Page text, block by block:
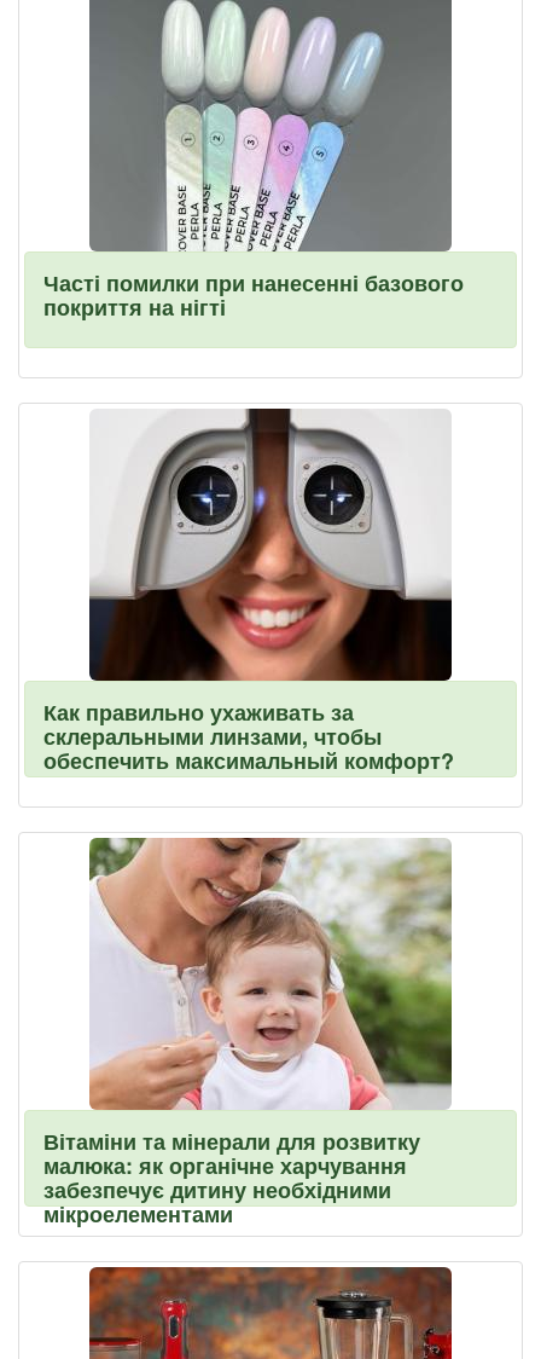
Часті помилки при нанесенні базового
покриття на нігті
Как правильно ухаживать за
склеральными линзами, чтобы
обеспечить максимальный комфорт?
Вітаміни та мінерали для розвитку
малюка: як органічне харчування
забезпечує дитину необхідними
мікроелементами